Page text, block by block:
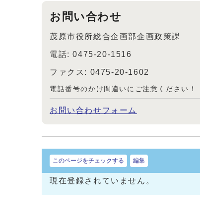
お問い合わせ
茂原市役所総合企画部企画政策課
電話: 0475-20-1516
ファクス: 0475-20-1602
電話番号のかけ間違いにご注意ください！
お問い合わせフォーム
このページをチェックする 編集
現在登録されていません。